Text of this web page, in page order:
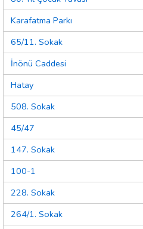
Karafatma Parkı
65/11. Sokak
İnönü Caddesi
Hatay
508. Sokak
45/47
147. Sokak
100-1
228. Sokak
264/1. Sokak